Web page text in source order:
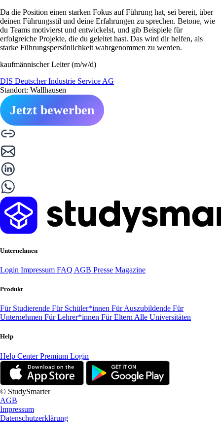
Da die Position einen starken Fokus auf Führung hat, sei bereit, über
deinen Führungsstil und deine Erfahrungen zu sprechen. Betone, wie
du Teams motivierst und entwickelst, und gib Beispiele für
erfolgreiche Projekte, die du geleitet hast. Das wird dir helfen, als
starke Führungspersönlichkeit wahrgenommen zu werden.
kaufmännischer Leiter (m/w/d)
DIS Deutscher Industrie Service AG
Standort: Wallhausen
Jetzt bewerben
Unternehmen
Login Impressum FAQ AGB Presse Magazine
Produkt
Für Studierende Für Schüler*innen Für Auszubildende Für
Unternehmen Für Lehrer*innen Für Eltern Alle Universitäten
Help
Help CenterPremium Login
© StudySmarter
AGB
Impressum
Datenschutzerklärung